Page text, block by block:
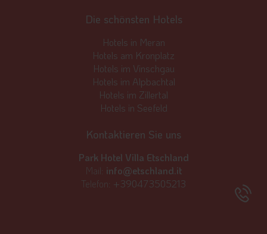
Die schönsten Hotels
Hotels in Meran
Hotels am Kronplatz
Hotels im Vinschgau
Hotels im Alpbachtal
Hotels im Zillertal
Hotels in Seefeld
Kontaktieren Sie uns
Park Hotel Villa Etschland
Mail: info@etschland.it
Telefon: +390473505213